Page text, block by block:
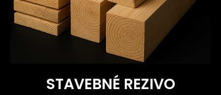
STAVEBNÉ REZIVO